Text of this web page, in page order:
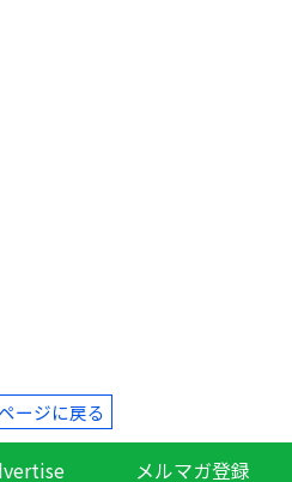
ージに戻る
メルマガ登録